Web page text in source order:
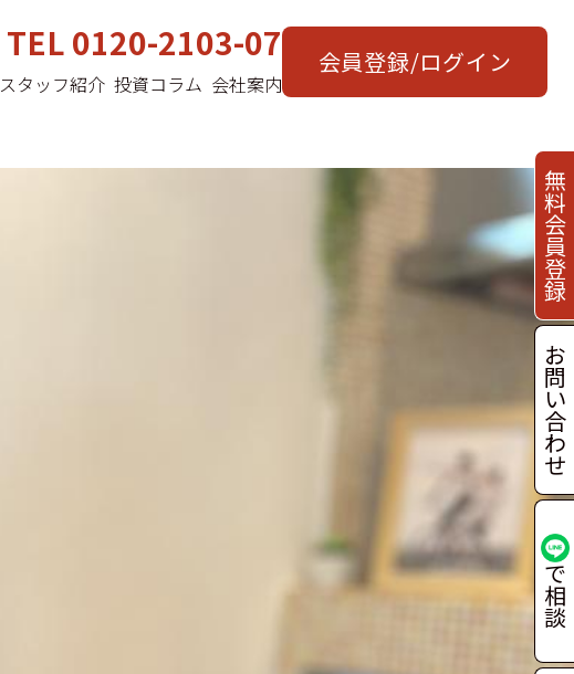
TEL 0120-2103-07
スタッフ紹介 投資コラム 会社案内
会員登録/ログイン
無
料
会
員
登
録
お
問
い
合
わ
せ
で
相
談